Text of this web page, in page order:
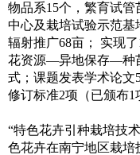
物品系15个，繁育试
中心及栽培试验示范基
辐射推广68亩； 实现
花资源—异地保存—种
式；课题发表学术论文
修订标准2项（已颁布1
“特色花卉引种栽培技
色花卉在南宁地区栽培